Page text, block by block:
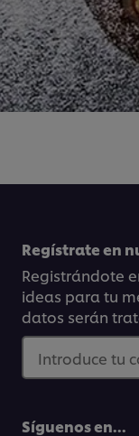
Regístrate en
Registrándote
ideas para tu
datos serán
Introduce tu
Síguenos en...